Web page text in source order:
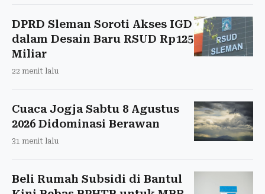
DPRD Sleman Soroti Akses IGD
dalam Desain Baru RSUD Rp125
Miliar
22 menit lalu
Cuaca Jogja Sabtu 8 Agustus
2026 Didominasi Berawan
31 menit lalu
Beli Rumah Subsidi di Bantul